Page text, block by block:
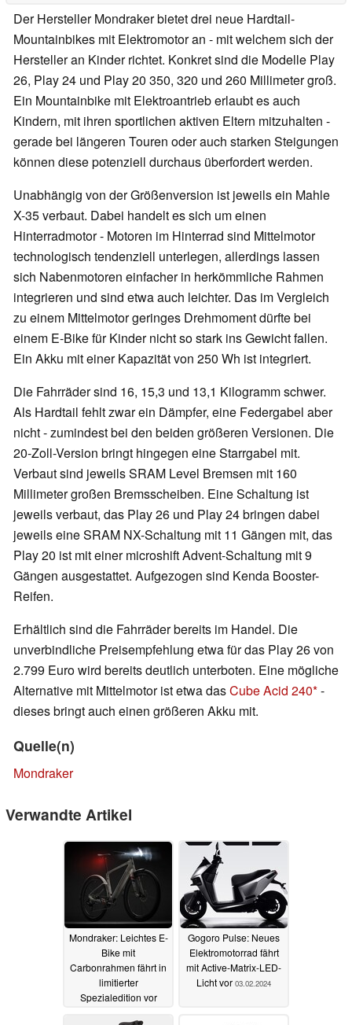
Der Hersteller Mondraker bietet drei neue Hardtail-
Mountainbikes mit Elektromotor an - mit welchem sich der
Hersteller an Kinder richtet. Konkret sind die Modelle Play
26, Play 24 und Play 20 350, 320 und 260 Millimeter groß.
Ein Mountainbike mit Elektroantrieb erlaubt es auch
Kindern, mit ihren sportlichen aktiven Eltern mitzuhalten -
gerade bei längeren Touren oder auch starken Steigungen
können diese potenziell durchaus überfordert werden.
Unabhängig von der Größenversion ist jeweils ein Mahle
X-35 verbaut. Dabei handelt es sich um einen
Hinterradmotor - Motoren im Hinterrad sind Mittelmotor
technologisch tendenziell unterlegen, allerdings lassen
sich Nabenmotoren einfacher in herkömmliche Rahmen
integrieren und sind etwa auch leichter. Das im Vergleich
zu einem Mittelmotor geringes Drehmoment dürfte bei
einem E-Bike für Kinder nicht so stark ins Gewicht fallen.
Ein Akku mit einer Kapazität von 250 Wh ist integriert.
Die Fahrräder sind 16, 15,3 und 13,1 Kilogramm schwer.
Als Hardtail fehlt zwar ein Dämpfer, eine Federgabel aber
nicht - zumindest bei den beiden größeren Versionen. Die
20-Zoll-Version bringt hingegen eine Starrgabel mit.
Verbaut sind jeweils SRAM Level Bremsen mit 160
Millimeter großen Bremsscheiben. Eine Schaltung ist
jeweils verbaut, das Play 26 und Play 24 bringen dabei
jeweils eine SRAM NX-Schaltung mit 11 Gängen mit, das
Play 20 ist mit einer microshift Advent-Schaltung mit 9
Gängen ausgestattet. Aufgezogen sind Kenda Booster-
Reifen.
Erhältlich sind die Fahrräder bereits im Handel. Die
unverbindliche Preisempfehlung etwa für das Play 26 von
2.799 Euro wird bereits deutlich unterboten. Eine mögliche
Alternative mit Mittelmotor ist etwa dasCube Acid 240 -
dieses bringt auch einen größeren Akku mit.
Quelle(n)
Mondraker
Verwandte Artikel
Mondraker: Leichtes E-
Bike mit
Carbonrahmen fährt in
limitierter
Spezialedition vor
Gogoro Pulse: Neues
Elektromotorrad fährt
mit Active-Matrix-LED-
Licht vor 03.02.2024